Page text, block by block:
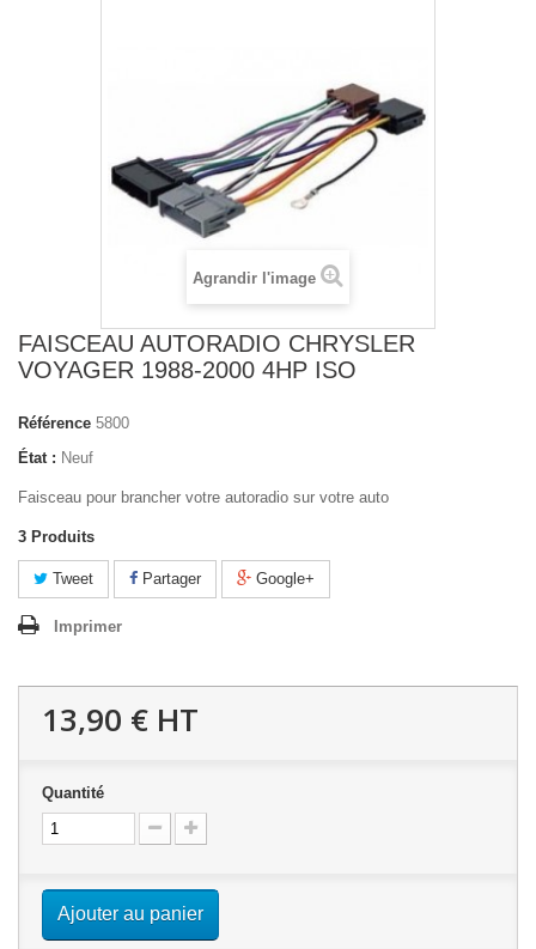
Agrandir l'image
FAISCEAU AUTORADIO CHRYSLER
VOYAGER 1988-2000 4HP ISO
Référence 5800
État : Neuf
Faisceau pour brancher votre autoradio sur votre auto
3 Produits
Tweet Partager Google+
Imprimer
13,90 € HT
Quantité
Ajouter au panier